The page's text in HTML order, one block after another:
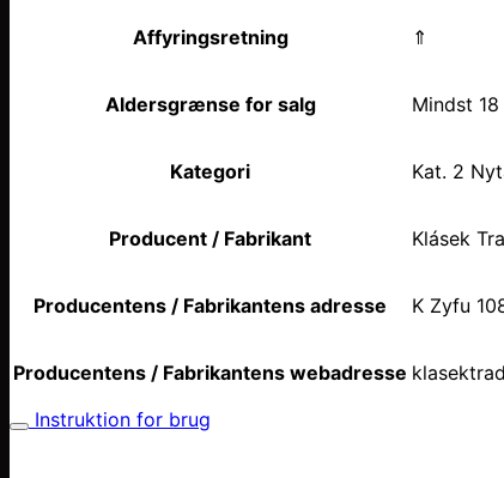
Affyringsretning ⇑
Aldersgrænse for salg Mindst 18
Kategori Kat. 2
Producent / Fabrikant Klásek
Producentens / Fabrikantens adresse K Zyfu
Producentens / Fabrikantens webadresse
Instruktion for brug